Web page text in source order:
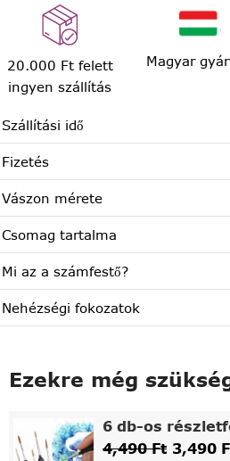
20.000 Ft felett
ingyen szállítás
Magyar
Szállítási idő
Fizetés
Vászon mérete
Csomag tartalma
Mi az a számfestő?
Nehézségi fokozatok
Ezekre még
6 db-os
4,490Ft 3,490